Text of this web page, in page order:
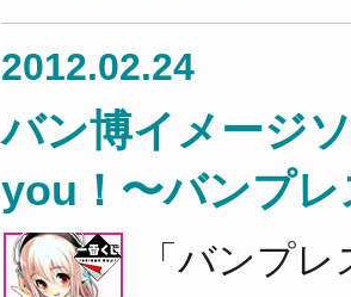
2012.02.24
バン博イメージ
you！〜バンプ
「バンプ